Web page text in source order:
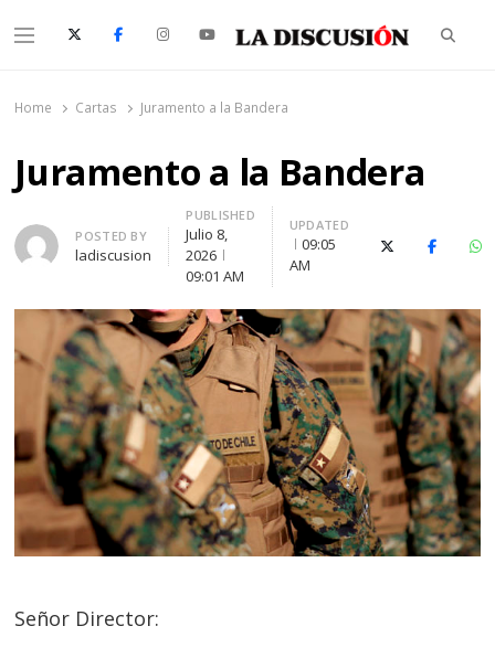
Menu
Home Cartas Juramento a la Bandera
Juramento a la Bandera
Author
POSTED BY
ladiscusion
PUBLISHED
Julio 8,
2026
09:01 AM
UPDATED
09:05
AM
X (Twitter)Facebook
Señor Director: